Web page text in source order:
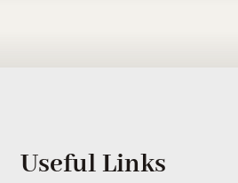
Useful Links